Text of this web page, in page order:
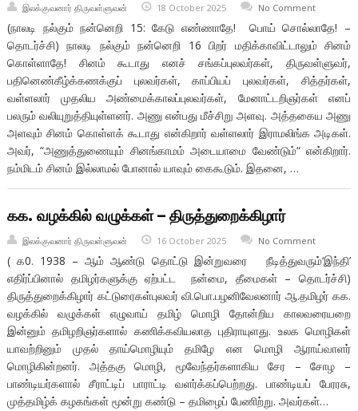
இலக்குவனார் திருவள்ளுவன் 18 October 2025 No Comment
(நாலடி நல்கும் நன்னெறி 15: கேடு எண்ணாதே! பொய் சொல்லாதே! –
தொடர்ச்சி) நாலடி நல்கும் நன்னெறி 16 பிறர் மதிக்காவிட்டாலும் சினம்
கொள்ளாதே! சினம் கூடாது எனச் சங்கப்புலவர்கள், திருவள்ளுவர்,
பதினெண்கீழ்க்கணக்குப் புலவர்கள், காப்பியப் புலவர்கள், சித்தர்கள்,
வள்ளலார் முதலிய அண்மைக்காலப்புலவர்கள், மேனாட்டறிஞர்கள் எனப்
பலரும் வலியுறுத்தியுள்ளனர். அணு என்பது மீச்சிறு அளவு. அத்தகைய அணு
அளவும் சினம் கொள்ளக் கூடாது என்கிறார் வள்ளலார் இராமலிங்க அடிகள்.
அவர், “அணுத்துணையும் சினங்காமம் அடையாமை வேண்டும்“ என்கிறார்.
நம்மிடம் சினம் இல்லாமல் போனால் யாவும் கைகூடும். இதனை, …
கக. வழக்கில் வழுக்கள் – திருத்துறைக்கிழார்
இலக்குவனார் திருவள்ளுவன் 16 October 2025 No Comment
( க0. 1938 – ஆம் ஆண்டு தொட்டு இன்றுவரை நீடித்துவரும்‘இந்தி’
எதிர்ப்பினால் தமிழர்களுக்கு ஏற்பட்ட நன்மை, தீமைகள் – தொடர்ச்சி)
திருத்துறைக்கிழார் கட்டுரைகள்புலவர் வி.பொ.பழனிவேலனார் ஆ.தமிழர் கக.
வழக்கில் வழுக்கள் எழுவாய் தமிழ் மொழி தோன்றிய காலவரையறை
இன்னும் தமிழறிஞர்களால் கணிக்கவியலாத புதிராயுளது. உலக மொழிகள்
யாவற்றினும் முதல் தாய்மொழியும் தமிழே என மொழி ஆராய்வாளர்
மொழிகின்றனர். அத்தகு மொழி, மூவேந்தர்களாகிய சேர – சோழ –
பாண்டியர்களால் சீராட்டிப் பாராட்டி வளர்க்கப்பெற்றது. பாண்டியப் பேரரசு,
முத்தமிழ்க் கழகங்கள் மூன்று கண்டு – தமிழைப் பேணிற்று. அவர்கள்…